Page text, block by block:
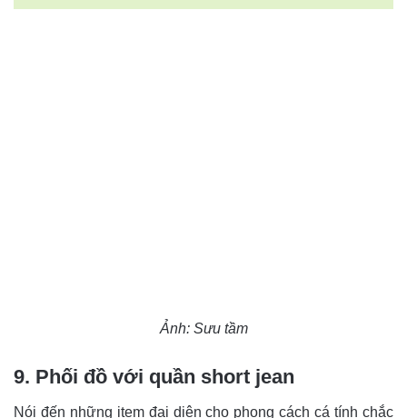
Ảnh: Sưu tầm
9. Phối đồ với quần short jean
Nói đến những item đại diện cho phong cách cá tính chắc